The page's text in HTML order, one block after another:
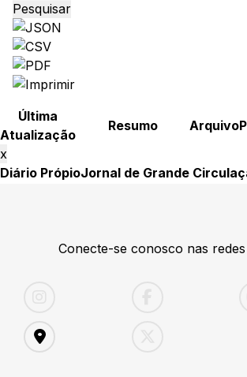
Pesquisar
Última
Atualização
Resumo Arquivo
x
Diário PrópioJornal de Grande
Conecte-se conosco nas redes